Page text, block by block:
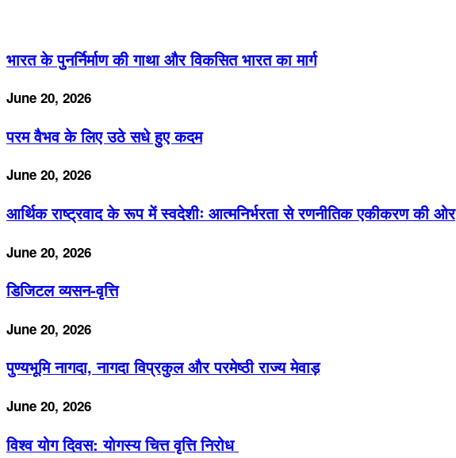
भारत के पुनर्निर्माण की गाथा और विकसित भारत का मार्ग
June 20, 2026
परम वैभव के लिए उठे सधे हुए कदम
June 20, 2026
आर्थिक राष्ट्रवाद के रूप में स्वदेशीः आत्मनिर्भरता से रणनीतिक एकीकरण की ओर
June 20, 2026
डिजिटल व्यसन-वृत्ति
June 20, 2026
पुण्यभूमि नागदा, नागदा विप्रकुल और परमेष्ठी राज्य मेवाड़
June 20, 2026
विश्व योग दिवस: योगस्य चित्त वृत्ति निरोध